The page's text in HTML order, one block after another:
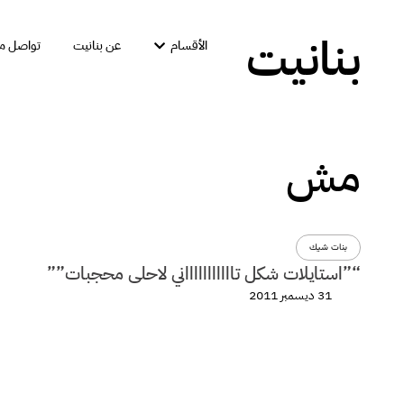
بنانيت الأقسام عن بنانيت تواصل
مش
بنات شيك
“”استايلات شكل تاااااااااااني لاحلى محجبات””
31 ديسمبر 2011